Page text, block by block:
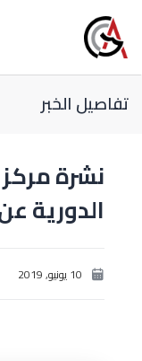
تفاصيل الخبر
نشرة
الدورية عن
10 يونيو, 2019